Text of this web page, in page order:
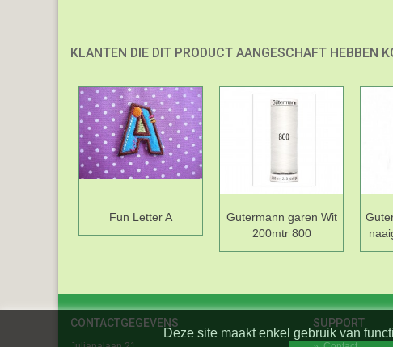
KLANTEN DIE DIT PRODUCT AANGESCHAFT HEBBEN
Fun Letter A
Gutermann garen Wit
200mtr 800
CONTACTGEGEVENS SUPPORT
Deze site maakt enkel gebruik van